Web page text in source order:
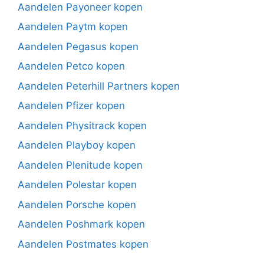
Aandelen Payoneer kopen
Aandelen Paytm kopen
Aandelen Pegasus kopen
Aandelen Petco kopen
Aandelen Peterhill Partners kopen
Aandelen Pfizer kopen
Aandelen Physitrack kopen
Aandelen Playboy kopen
Aandelen Plenitude kopen
Aandelen Polestar kopen
Aandelen Porsche kopen
Aandelen Poshmark kopen
Aandelen Postmates kopen